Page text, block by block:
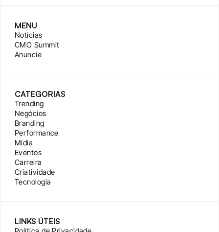
MENU
Notícias
CMO Summit
Anuncie
CATEGORIAS
Trending
Negócios
Branding
Performance
Mídia
Eventos
Carreira
Criatividade
Tecnologia
LINKS ÚTEIS